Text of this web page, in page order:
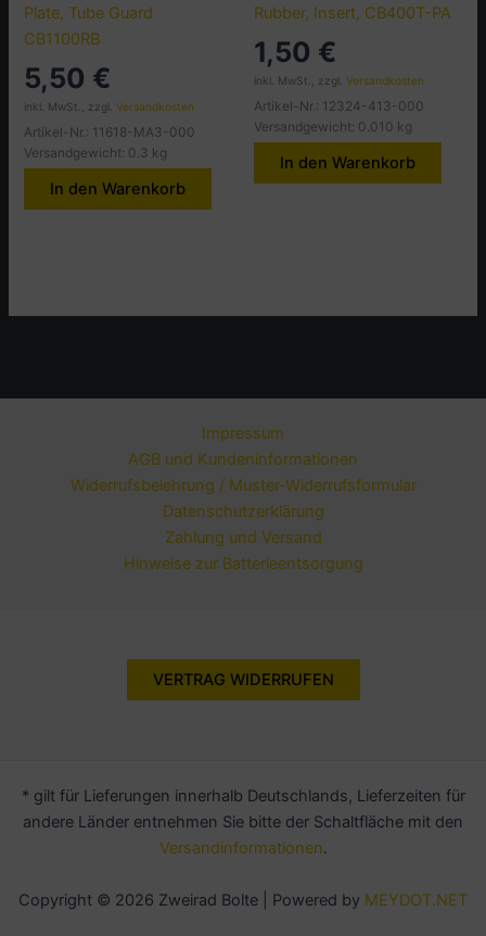
Plate, Tube Guard
CB1100RB
5,50 €
inkl. MwSt., zzgl.Versandkosten
Artikel-Nr.: 11618-MA3-000
Versandgewicht: 0.3 kg
In den Warenkorb
Rubber, Insert, CB400T-PA
1,50 €
inkl. MwSt., zzgl. Versandkosten
Artikel-Nr.: 12324-413-000
Versandgewicht: 0.010 kg
In den Warenkorb
Impressum
AGB und Kundeninformationen
Widerrufsbelehrung / Muster-Widerrufsformular
Datenschutzerklärung
Zahlung und Versand
Hinweise zur Batterieentsorgung
VERTRAG WIDERRUFEN
* gilt für Lieferungen innerhalb Deutschlands, Lieferzeiten für
andere Länder entnehmen Sie bitte der Schaltfläche mit den
Versandinformationen.
Copyright © 2026 Zweirad Bolte | Powered by MEYDOT.NET